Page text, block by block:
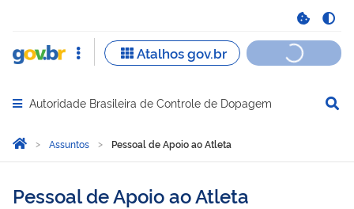
Abrir menu principal de navegação
Autoridade Brasileira de Controle de Dopagem
Você está aqui:
Página Inicial
Assuntos Pessoal de Apoio ao Atleta
Pessoal de Apoio ao Atleta